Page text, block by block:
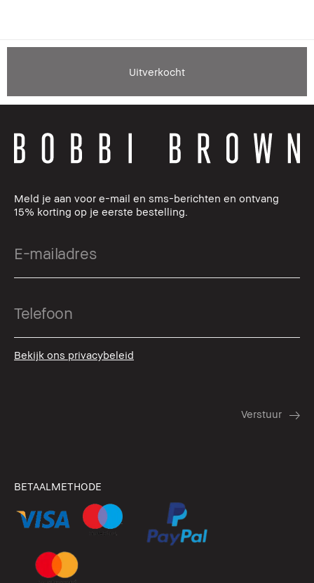
Uitverkocht
Meld je aan voor e-mail en sms-berichten en ontvang
15% korting op je eerste bestelling.
Bekijk ons privacybeleid
BETAALMETHODE